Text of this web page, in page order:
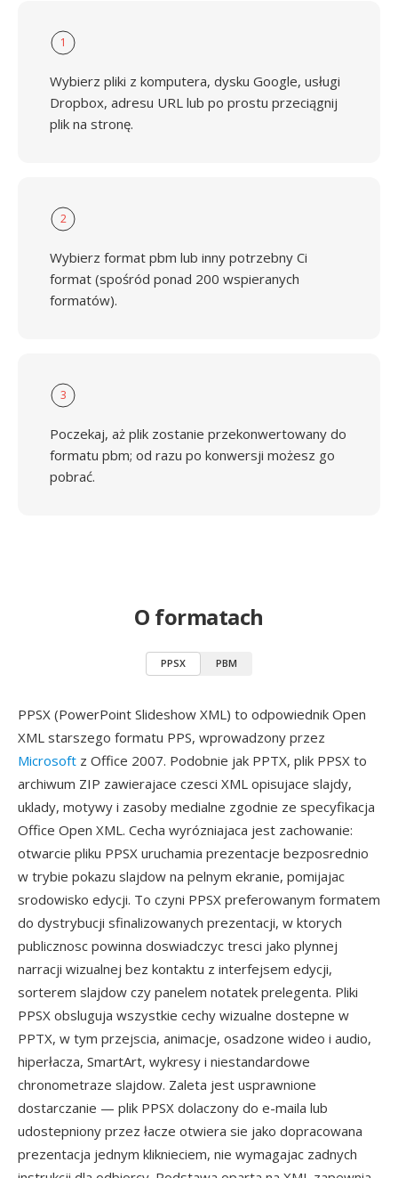
1
Wybierz pliki z komputera, dysku Google, usługi
Dropbox, adresu URL lub po prostu przeciągnij
plik na stronę.
2
Wybierz format pbm lub inny potrzebny Ci
format (spośród ponad 200 wspieranych
formatów).
3
Poczekaj, aż plik zostanie przekonwertowany do
formatu pbm; od razu po konwersji możesz go
pobrać.
O formatach
PPSX PBM
PPSX (PowerPoint Slideshow XML) to odpowiednik Open
XML starszego formatu PPS, wprowadzony przez
Microsoft z Office 2007. Podobnie jak PPTX, plik PPSX to
archiwum ZIP zawierajace czesci XML opisujace slajdy,
uklady, motywy i zasoby medialne zgodnie ze specyfikacja
Office Open XML. Cecha wyrózniajaca jest zachowanie:
otwarcie pliku PPSX uruchamia prezentacje bezposrednio
w trybie pokazu slajdow na pelnym ekranie, pomijajac
srodowisko edycji. To czyni PPSX preferowanym formatem
do dystrybucji sfinalizowanych prezentacji, w ktorych
publicznosc powinna doswiadczyc tresci jako plynnej
narracji wizualnej bez kontaktu z interfejsem edycji,
sorterem slajdow czy panelem notatek prelegenta. Pliki
PPSX obsluguja wszystkie cechy wizualne dostepne w
PPTX, w tym przejscia, animacje, osadzone wideo i audio,
hiperłacza, SmartArt, wykresy i niestandardowe
chronometraze slajdow. Zaleta jest usprawnione
dostarczanie — plik PPSX dolaczony do e-maila lub
udostepniony przez łacze otwiera sie jako dopracowana
prezentacja jednym kliknieciem, nie wymagajac zadnych